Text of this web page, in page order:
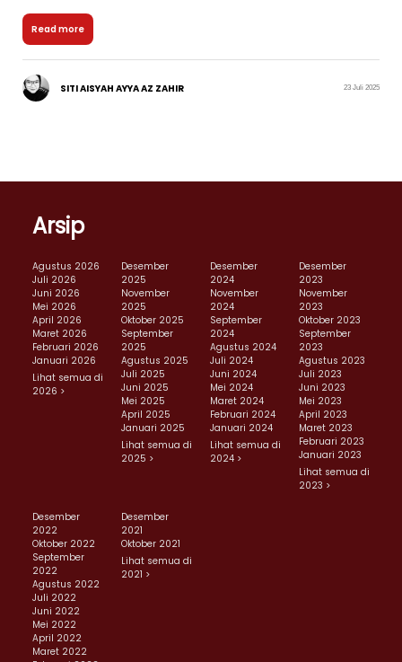
Read more
SITI AISYAH AYYA AZ ZAHIR 23 Juli 2025
Arsip
Agustus 2026
Juli 2026
Juni 2026
Mei 2026
April 2026
Maret 2026
Februari 2026
Januari 2026
Lihat semua di
2026 >
Desember
2025
November
2025
Oktober 2025
September
2025
Agustus 2025
Juli 2025
Juni 2025
Mei 2025
April 2025
Januari 2025
Lihat semua di
2025 >
Desember
2024
November
2024
September
2024
Agustus 2024
Juli 2024
Juni 2024
Mei 2024
Maret 2024
Februari 2024
Januari 2024
Lihat semua di
2024 >
Desember
2023
November
2023
Oktober 2023
September
2023
Agustus 2023
Juli 2023
Juni 2023
Mei 2023
April 2023
Maret 2023
Februari 2023
Januari 2023
Lihat semua di
2023 >
Desember
2022
Oktober 2022
September
2022
Agustus 2022
Juli 2022
Juni 2022
Mei 2022
April 2022
Maret 2022
Desember
2021
Oktober 2021
Lihat semua di
2021 >